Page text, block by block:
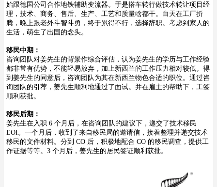
始跟德国公司合作地铁辅助变流器。于是搭车转行做技术转让项目经
理，技术、商务、售后、生产、工艺和质量啥都干。白天在工厂折
腾，晚上跟老外斗智斗勇， 终于累得不行，选择辞职。考虑到家人的
生活，萌生了出国的念头。
移民中期：
咨询团队对姜先生的背景作综合评估，认为姜先生的学历与工作经验
都非常有优势，不能轻易放弃，加上新西兰的工作压力相对较低。得
到姜先生的同意后，咨询团队为其在新西兰物色合适的职位。通过咨
询团队的引荐，姜先生顺利地通过了面试。并在雇主的帮助下，工签
顺利获批。
移民后期：
姜先生在入职 6 个月后，在咨询团队的建议下，递交了技术移民
EOI。一个月后，收到了来自移民局的邀请信， 接着整理并递交技术
移民的文件材料。分到 CO 后，积极地配合 CO 的移民调查，提供工
作证据等等。3 个月后，姜先生的居民签证顺利获批。